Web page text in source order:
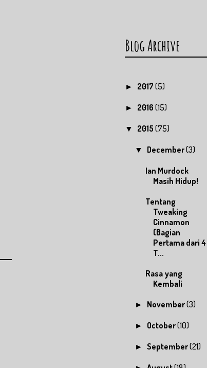
Blog Archive
► 2017 (5)
► 2016 (15)
▼ 2015 (75)
▼ December(3)
Ian Murdock
Masih Hidup!
Tentang
Tweaking
Cinnamon
(Bagian
Pertama dari 4
T...
Rasa yang
Kembali
► November(3)
► October(10)
►September(21)